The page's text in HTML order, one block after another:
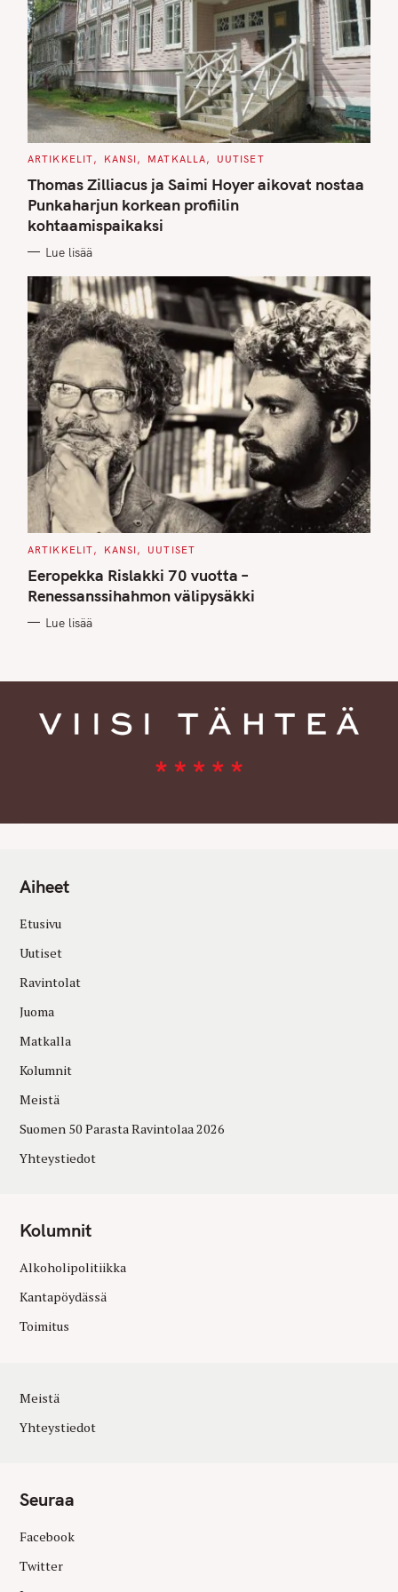
C
T
E
G
O
R
I
S
ARTIKKELIT KANSI MATKALLA UUTISET
Thomas Zilliacus ja Saimi Hoyer aikovat nostaa
Punkaharjun korkean profiilin
kohtaamispaikaksi
Lue lisää
C
T
E
G
O
I
ARTIKKELIT KANSI UUTISET
Eeropekka Rislakki 70 vuotta –
Renessanssihahmon välipysäkki
Lue lisää
Aiheet
Etusivu
Uutiset
Ravintolat
Juoma
Matkalla
Kolumnit
Meistä
Suomen 50 Parasta Ravintolaa 2026
Yhteystiedot
Kolumnit
Alkoholipolitiikka
Kantapöydässä
Toimitus
Meistä
Yhteystiedot
Seuraa
Facebook
Twitter